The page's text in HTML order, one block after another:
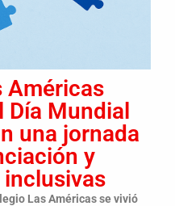
Américas
Día Mundial
una jornada
y
Las Américas se vivió